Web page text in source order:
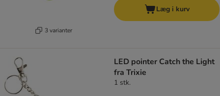
3 varianter
Læg i kurv
LED pointer Catch the Light
fra Trixie
1 stk.